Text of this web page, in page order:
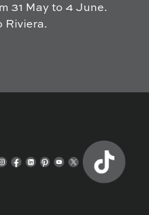
31 May to 4 June.
Riviera.